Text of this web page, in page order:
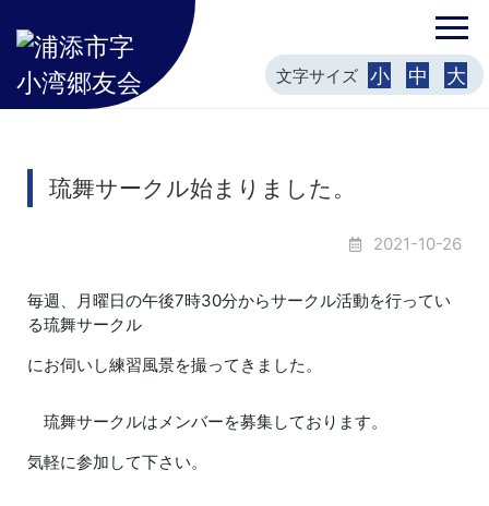
文字サイズ 小 中 大
琉舞サークル始まりました。
2021-10-26
毎週、月曜日の午後7時30分からサークル活動を行ってい
る琉舞サークル
にお伺いし練習風景を撮ってきました。
琉舞サークルはメンバーを募集しております。
気軽に参加して下さい。